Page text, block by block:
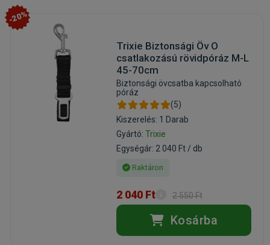
-20%
Trixie Biztonsági Öv O
csatlakozású rövidpóráz M-L
45-70cm
Biztonsági övcsatba kapcsolható
póráz
(5)
Kiszerelés: 1 Darab
Gyártó: Trixie
Egységár: 2 040 Ft / db
Raktáron
2 040 Ft 2 550 Ft
Kosárba